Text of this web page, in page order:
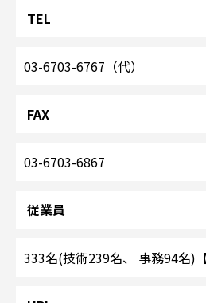
TEL
03-6703-6767（代）
FAX
03-6703-6867
従業員
333名(技術239名、 事務94名)